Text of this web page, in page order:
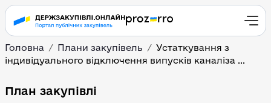
Головна Плани закупівель
Устаткування з
індивідуального відключення випусків каналіза ...
План закупівлі